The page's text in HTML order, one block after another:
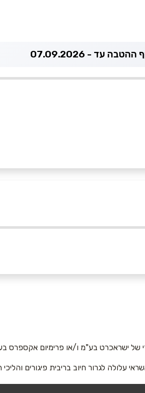
עד - 07.09.2026
ישראכרט בע"מ ו/או פרימיום אקספרס
עלולה לגרור חיוב בריבית פיגורים